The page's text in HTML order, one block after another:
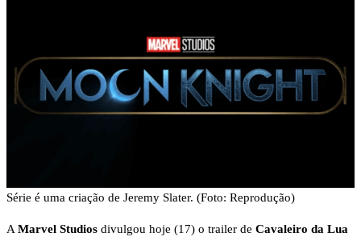
Série é uma criação de Jeremy Slater. (Foto: Reprodução)
A Marvel Studios divulgou hoje (17) o trailer de Cavaleiro da Lua